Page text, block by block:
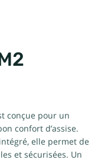
conçue pour un
confort d’assise.
elle permet de
et sécurisées. Un